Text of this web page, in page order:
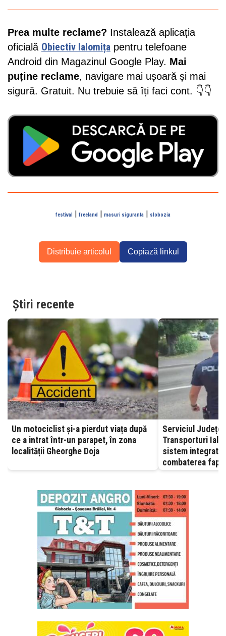
Prea multe reclame? Instalează aplicația
oficială Obiectiv Ialomița pentru telefoane
Android din Magazinul Google Play. Mai
puține reclame, navigare mai ușoară și mai
sigură. Gratuit. Nu trebuie să îți faci cont. 👇👇
festival | freeland | masuri siguranta | slobozia
Distribuie articolul Copiază linkul
Știri recente
Un motociclist și-a pierdut viața după
ce a intrat într-un parapet, în zona
localității Gheorghe Doja
Serviciul
Transporturi Ialomița –
sistem integrat,
combaterea